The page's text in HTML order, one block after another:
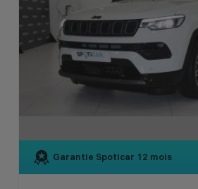
Garantie Spoticar 12 mois